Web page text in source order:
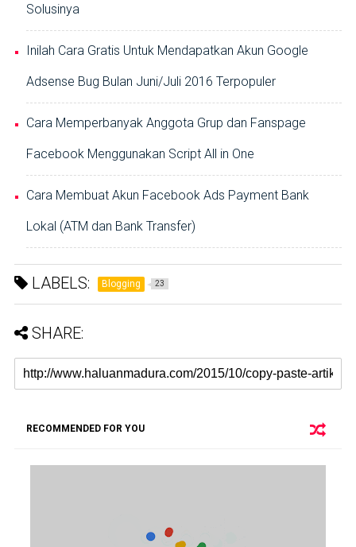
Solusinya
Inilah Cara Gratis Untuk Mendapatkan Akun Google
Adsense Bug Bulan Juni/Juli 2016 Terpopuler
Cara Memperbanyak Anggota Grup dan Fanspage
Facebook Menggunakan Script All in One
Cara Membuat Akun Facebook Ads Payment Bank
Lokal (ATM dan Bank Transfer)
LABELS: Blogging 23
SHARE:
RECOMMENDED FOR YOU